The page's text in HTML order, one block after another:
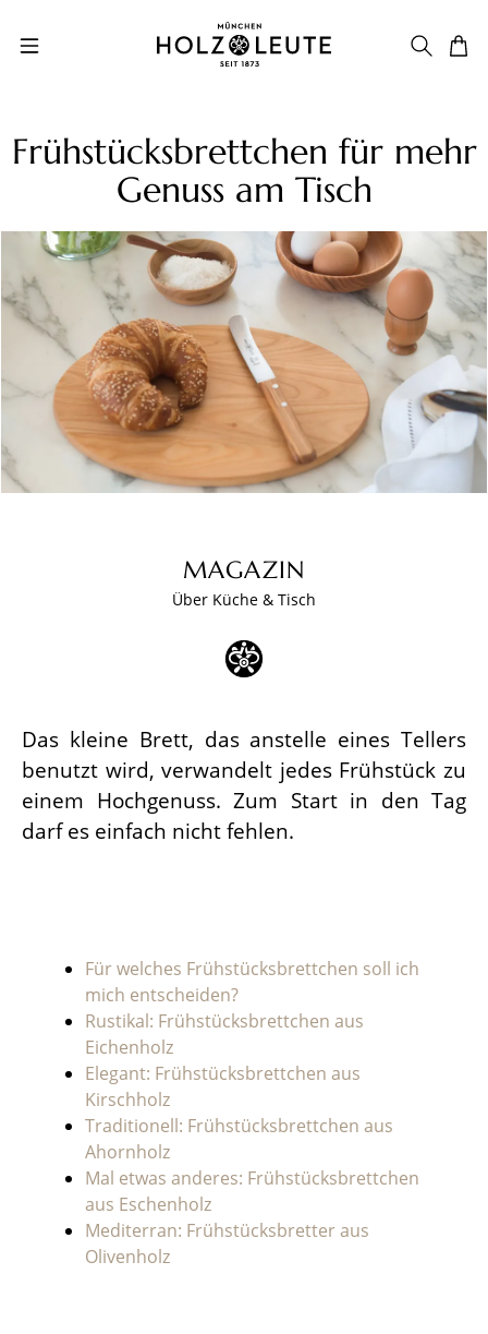
Zum Hauptinhalt springen
Frühstücksbrettchen für mehr
Genuss am Tisch
MAGAZIN
Über Küche & Tisch
Das kleine Brett, das anstelle eines Tellers
benutzt wird, verwandelt jedes Frühstück zu
einem Hochgenuss. Zum Start in den Tag
darf es einfach nicht fehlen.
Für welches Frühstücksbrettchen soll ich
mich entscheiden?
Rustikal: Frühstücksbrettchen aus
Eichenholz
Elegant: Frühstücksbrettchen aus
Kirschholz
Traditionell: Frühstücksbrettchen aus
Ahornholz
Mal etwas anderes: Frühstücksbrettchen
aus Eschenholz
Mediterran: Frühstücksbretter aus
Olivenholz